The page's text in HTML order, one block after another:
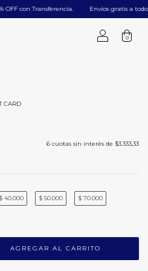
con Transferencia. Envíos gratis a todo el país
0
CARD
6 cuotas sin interés de $3.333,33
$ 40.000 $ 50.000 $ 70.000